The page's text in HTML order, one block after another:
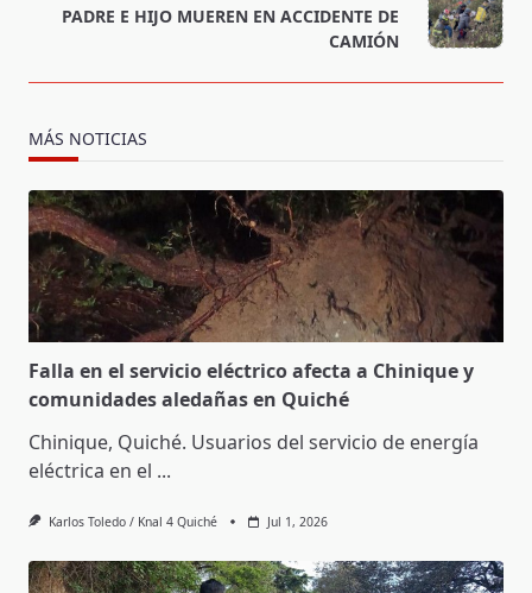
reader-
PADRE E HIJO MUEREN EN ACCIDENTE DE
CAMIÓN
MÁS NOTICIAS
Falla en el servicio eléctrico afecta a Chinique y
comunidades aledañas en Quiché
Chinique, Quiché. Usuarios del servicio de energía
eléctrica en el ...
Karlos Toledo / Knal 4 Quiché Jul 1, 2026